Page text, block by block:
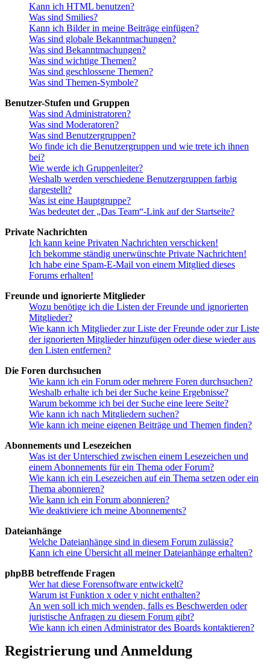
Kann ich HTML benutzen?
Was sind Smilies?
Kann ich Bilder in meine Beiträge einfügen?
Was sind globale Bekanntmachungen?
Was sind Bekanntmachungen?
Was sind wichtige Themen?
Was sind geschlossene Themen?
Was sind Themen-Symbole?
Benutzer-Stufen und Gruppen
Was sind Administratoren?
Was sind Moderatoren?
Was sind Benutzergruppen?
Wo finde ich die Benutzergruppen und wie trete ich ihnen
bei?
Wie werde ich Gruppenleiter?
Weshalb werden verschiedene Benutzergruppen farbig
dargestellt?
Was ist eine Hauptgruppe?
Was bedeutet der „Das Team“-Link auf der Startseite?
Private Nachrichten
Ich kann keine Privaten Nachrichten verschicken!
Ich bekomme ständig unerwünschte Private Nachrichten!
Ich habe eine Spam-E-Mail von einem Mitglied dieses
Forums erhalten!
Freunde und ignorierte Mitglieder
Wozu benötige ich die Listen der Freunde und ignorierten
Mitglieder?
Wie kann ich Mitglieder zur Liste der Freunde oder zur Liste
der ignorierten Mitglieder hinzufügen oder diese wieder aus
den Listen entfernen?
Die Foren durchsuchen
Wie kann ich ein Forum oder mehrere Foren durchsuchen?
Weshalb erhalte ich bei der Suche keine Ergebnisse?
Warum bekomme ich bei der Suche eine leere Seite?
Wie kann ich nach Mitgliedern suchen?
Wie kann ich meine eigenen Beiträge und Themen finden?
Abonnements und Lesezeichen
Was ist der Unterschied zwischen einem Lesezeichen und
einem Abonnements für ein Thema oder Forum?
Wie kann ich ein Lesezeichen auf ein Thema setzen oder ein
Thema abonnieren?
Wie kann ich ein Forum abonnieren?
Wie deaktiviere ich meine Abonnements?
Dateianhänge
Welche Dateianhänge sind in diesem Forum zulässig?
Kann ich eine Übersicht all meiner Dateianhänge erhalten?
phpBB betreffende Fragen
Wer hat diese Forensoftware entwickelt?
Warum ist Funktion x oder y nicht enthalten?
An wen soll ich mich wenden, falls es Beschwerden oder
juristische Anfragen zu diesem Forum gibt?
Wie kann ich einen Administrator des Boards kontaktieren?
Registrierung und Anmeldung